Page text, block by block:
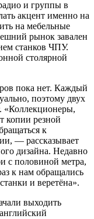
и группы в
акцент именно на
на мебельные
рынок завален
станков ЧПУ.
столярной
пока нет. Каждый
поэтому двух
«Коллекционеры,
копии резной
к
— рассказывает
дизайна. Недавно
с половиной метра,
к нам обращались
и веретёна».
выходить